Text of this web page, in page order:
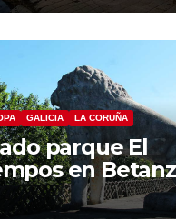
GALICIA LA CORUÑA
parque El
en